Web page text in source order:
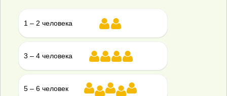
В наличии
Проживание:
25 человек
Отвод стоков:
1 – 2 человека
3 – 4 человека
5 – 6 человек